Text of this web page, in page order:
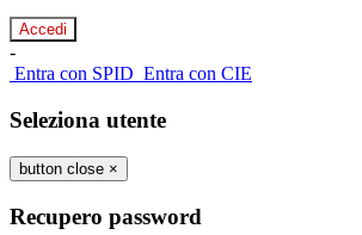
-
Entra con SPID Entra con CIE
Seleziona utente
button close ×
Recupero password